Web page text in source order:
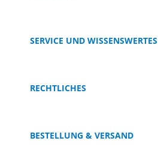
SERVICE UND WISSENSWERTES
RECHTLICHES
BESTELLUNG & VERSAND